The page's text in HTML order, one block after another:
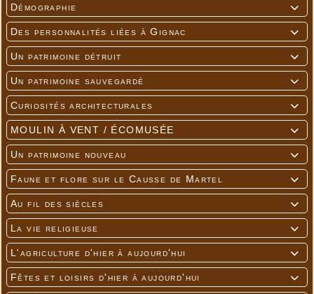

Démographie

Des personnalités liées à Gignac

Un patrimoine détruit

Un patrimoine sauvegardé

Curiosités architecturales

MOULIN À VENT / ÉCOMUSÉE

Un patrimoine nouveau

Faune et flore sur le Causse de Martel

Au fil des siècles

La vie religieuse

L'agriculture d'hier à aujourd'hui

Fêtes et loisirs d'hier à aujourd'hui